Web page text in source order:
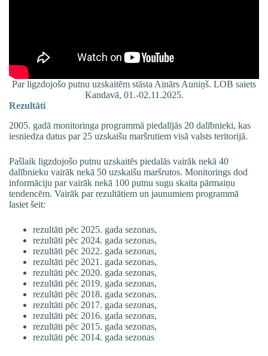
Par ligzdojošo putnu uzskaitēm stāsta Ainārs Auniņš. LOB saiets
Kandavā, 01.-02.11.2025.
Rezultāti
2005. gadā monitoringa programmā piedalījās 20 dalībnieki, kas
iesniedza datus par 25 uzskaišu maršrutiem visā valsts teritorijā.
Pašlaik ligzdojošo putnu uzskaitēs piedalās vairāk nekā 40
dalībnieku vairāk nekā 50 uzskaišu maršrutos. Monitorings dod
informāciju par vairāk nekā 100 putnu sugu skaita pārmaiņu
tendencēm. Vairāk par rezultātiem un jaunumiem programmā
lasiet šeit:
rezultāti pēc 2025. gada sezonas,
rezultāti pēc 2024. gada sezonas,
rezultāti pēc 2022. gada sezonas,
rezultāti pēc 2021. gada sezonas,
rezultāti pēc 2020. gada sezonas,
rezultāti pēc 2019. gada sezonas,
rezultāti pēc 2018. gada sezonas,
rezultāti pēc 2017. gada sezonas,
rezultāti pēc 2016. gada sezonas,
rezultāti pēc 2015. gada sezonas,
rezultāti pēc 2014. gada sezonas